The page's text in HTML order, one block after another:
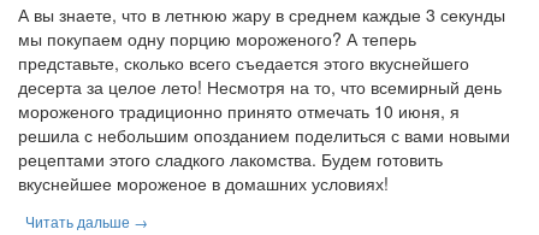
А вы знаете, что в летнюю жару в среднем каждые 3 секунды
мы покупаем одну порцию мороженого? А теперь
представьте, сколько всего съедается этого вкуснейшего
десерта за целое лето! Несмотря на то, что всемирный день
мороженого традиционно принято отмечать 10 июня, я
решила с небольшим опозданием поделиться с вами новыми
рецептами этого сладкого лакомства. Будем готовить
вкуснейшее мороженое в домашних условиях!
Читать дальше →